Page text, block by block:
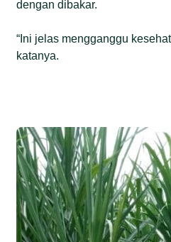
dengan dibakar.
“Ini jelas mengganggu
katanya.